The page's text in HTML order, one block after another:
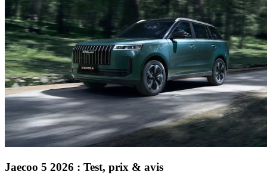
Jaecoo 5 2026 : Test, prix & avis